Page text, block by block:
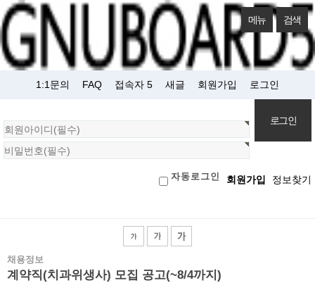
메뉴 검색
1:1문의 FAQ 접속자 5 새글 회원가입 로그인
원
로
자동로그인 회원가입 정보찾기
채용정보
계약직(치과위생사) 모집 공고(~8/4까지)